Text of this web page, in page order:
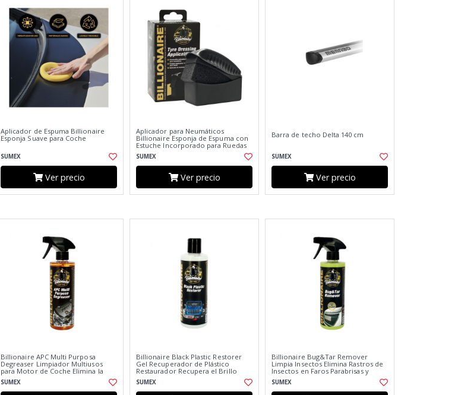
Aplicador de Espuma Billionaire
Esponja Suave para Coche
SUMEX
Ver precio
Aplicador para Neumáticos
Billionaire Esponja de Espuma con
Estuche Incorporado para Ruedas
SUMEX
Ver precio
Barra de techo Delta 140 cm
SUMEX
Ver precio
Billionaire APC Multi Purposa
Degreaser Limpiador Multiusos
para Motor de Coche Elimina la
Grasa y Aceites 500ml
SUMEX
Billionaire Black Plastic Restorer
Gel Recuperador de Plástico
Restaurador Recupera el Brillo
Original 300ml
SUMEX
Billionaire Bug&Tar Remover
Limpia Insectos Elimina Rastros de
Insectos en Faros Parabrisas y
Parachoques Aroma a Menta 500ml
SUMEX